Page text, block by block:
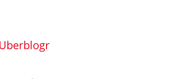
Uberblogr